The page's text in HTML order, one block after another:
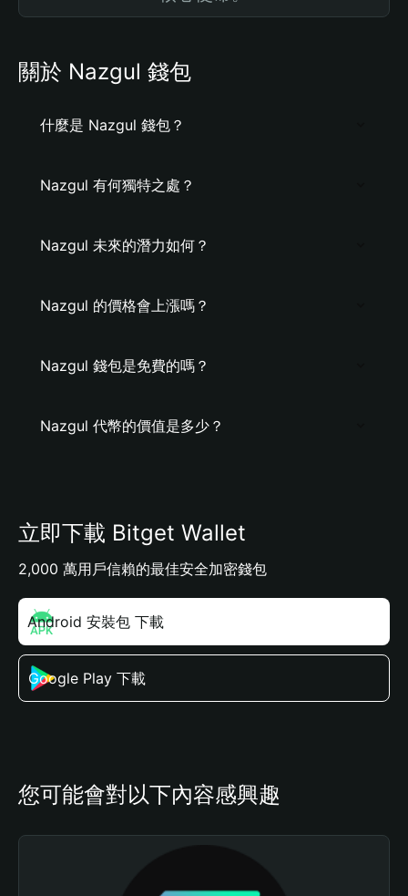
關於 Nazgul 錢包
什麼是 Nazgul 錢包？
Nazgul 有何獨特之處？
Nazgul 未來的潛力如何？
Nazgul 的價格會上漲嗎？
Nazgul 錢包是免費的嗎？
Nazgul 代幣的價值是多少？
立即下載 Bitget Wallet
2,000 萬用戶信賴的最佳安全加密錢包
Android 安裝包 下載
Google Play 下載
您可能會對以下內容感興趣